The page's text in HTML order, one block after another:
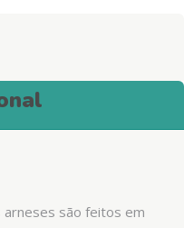
arneses são feitos em